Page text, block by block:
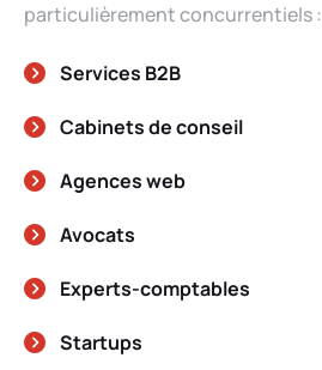
particulièrement concurrentiels :
Services B2B
Cabinets de conseil
Agences web
Avocats
Experts-comptables
Startups